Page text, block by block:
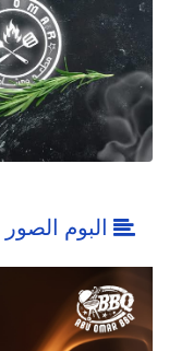
البوم الصور